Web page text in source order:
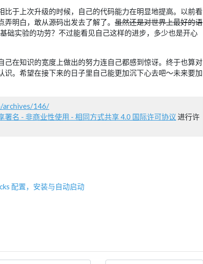
比于上次升级的时候，自己的代码能力在明显地提高。以前看
明白，敢从源码出发去了解了。 虽然还是对世界上最好的语
础实验的功劳？不过能看见自己这样的进步，多少也是开心
己在知识的宽度上做出的努力连自己都感到惊讶。终于也算对
识。希望在接下来的日子里自己能更加沉下心去吧～未来要加
archives/146/
署名 - 非商业性使用 - 相同方式共享 4.0 国际许可协议 进行许
配置，安装与自动启动